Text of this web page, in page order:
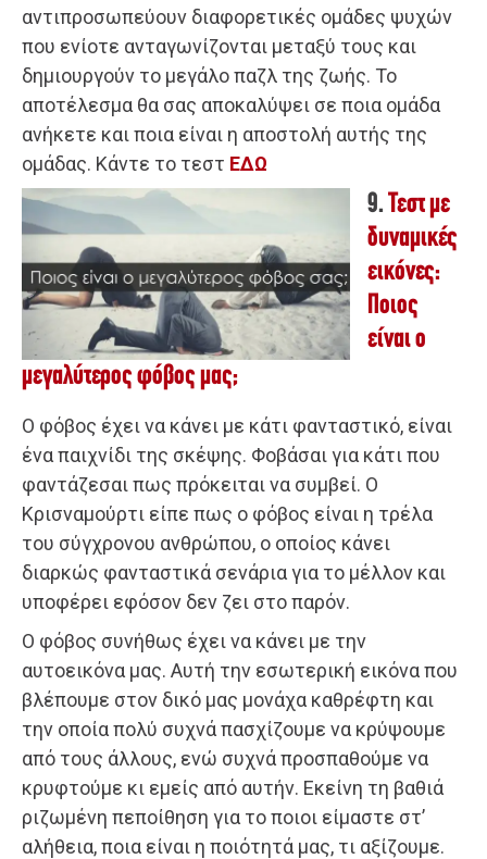
αντιπροσωπεύουν διαφορετικές ομάδες ψυχών
που ενίοτε ανταγωνίζονται μεταξύ τους και
δημιουργούν το μεγάλο παζλ της ζωής. Το
αποτέλεσμα θα σας αποκαλύψει σε ποια ομάδα
ανήκετε και ποια είναι η αποστολή αυτής της
ομάδας. Κάντε το τεστ ΕΔΩ
9.Τεστ με
δυναμικές
εικόνες:
Ποιος
είναι ο
μεγαλύτερος φόβος μας;
Ο φόβος έχει να κάνει με κάτι φανταστικό, είναι
ένα παιχνίδι της σκέψης. Φοβάσαι για κάτι που
φαντάζεσαι πως πρόκειται να συμβεί. Ο
Κρισναμούρτι είπε πως ο φόβος είναι η τρέλα
του σύγχρονου ανθρώπου, ο οποίος κάνει
διαρκώς φανταστικά σενάρια για το μέλλον και
υποφέρει εφόσον δεν ζει στο παρόν.
Ο φόβος συνήθως έχει να κάνει με την
αυτοεικόνα μας. Αυτή την εσωτερική εικόνα που
βλέπουμε στον δικό μας μονάχα καθρέφτη και
την οποία πολύ συχνά πασχίζουμε να κρύψουμε
από τους άλλους, ενώ συχνά προσπαθούμε να
κρυφτούμε κι εμείς από αυτήν. Εκείνη τη βαθιά
ριζωμένη πεποίθηση για το ποιοι είμαστε στ’
αλήθεια, ποια είναι η ποιότητά μας, τι αξίζουμε.